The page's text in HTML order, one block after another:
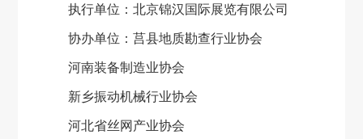
执行单位：北京锦汉国际展览有限公司
协办单位：莒县地质勘查行业协会
河南装备制造业协会
新乡振动机械行业协会
河北省丝网产业协会